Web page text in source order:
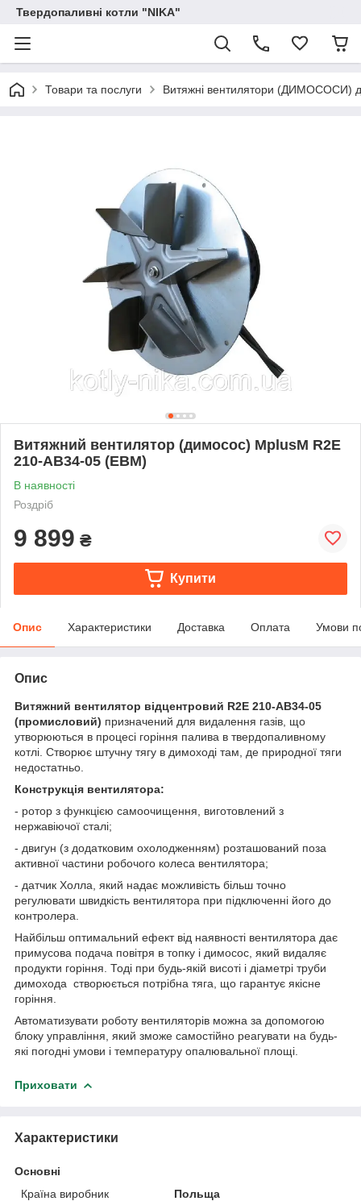
Твердопаливні котли "NIKA"
Товари та послуги Витяжні вентилятори (ДИМОСОСИ)
Витяжний вентилятор (димосос) MplusM R2E
210-AB34-05 (EBM)
В наявності
Роздріб
9 899 ₴
Купити
Опис Характеристики Доставка Оплата Умови
Опис
Витяжний вентилятор відцентровий R2E 210-AB34-05
(промисловий) призначений для видалення газів, що
утворюються в процесі горіння палива в твердопаливному
котлі. Створює штучну тягу в димоході там, де природної тяги
недостатньо.
Конструкція вентилятора:
- ротор з функцією самоочищення, виготовлений з
нержавіючої сталі;
- двигун (з додатковим охолодженням) розташований поза
активної частини робочого колеса вентилятора;
- датчик Холла, який надає можливість більш точно
регулювати швидкість вентилятора при підключенні його до
контролера.
Найбільш оптимальний ефект від наявності вентилятора дає
примусова подача повітря в топку і димосос, який видаляє
продукти горіння. Тоді при будь-якій висоті і діаметрі труби
димохода створюється потрібна тяга, що гарантує якісне
горіння.
Автоматизувати роботу вентиляторів можна за допомогою
блоку управління, який зможе самостійно реагувати на будь-
які погодні умови і температуру опалювальної площі.
Приховати
Характеристики
Основні
Країна виробник
Польща